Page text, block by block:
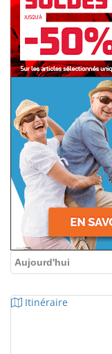
Aujourd'hui
Itinéraire